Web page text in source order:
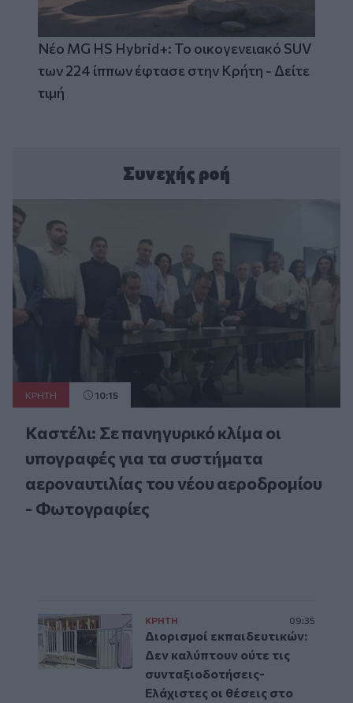
Νέο MG HS Hybrid+: Το οικογενειακό SUV
των 224 ίππων έφτασε στην Κρήτη - Δείτε
τιμή
Συνεχής ροή
ΚΡΗΤΗ 10:15
Καστέλι: Σε πανηγυρικό κλίμα οι
υπογραφές για τα συστήματα
αεροναυτιλίας του νέου αεροδρομίου
- Φωτογραφίες
ΚΡΗΤΗ 09:35
Διορισμοί εκπαιδευτικών:
Δεν καλύπτουν ούτε τις
συνταξιοδοτήσεις-
Ελάχιστες οι θέσεις στο